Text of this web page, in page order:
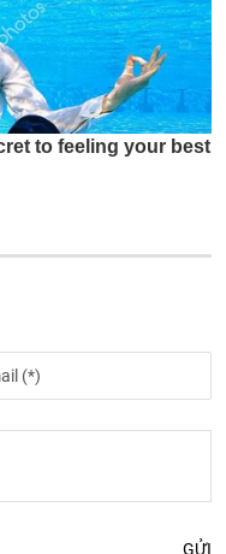
GỬI